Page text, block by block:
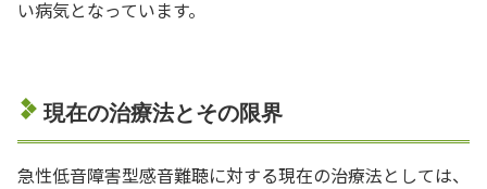
い病気となっています。
現在の治療法とその限界
急性低音障害型感音難聴に対する現在の治療法としては、